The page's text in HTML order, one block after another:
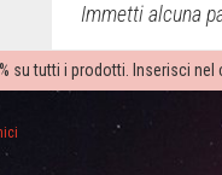
Immetti alcuna
su tutti i prodotti. Inserisci nel